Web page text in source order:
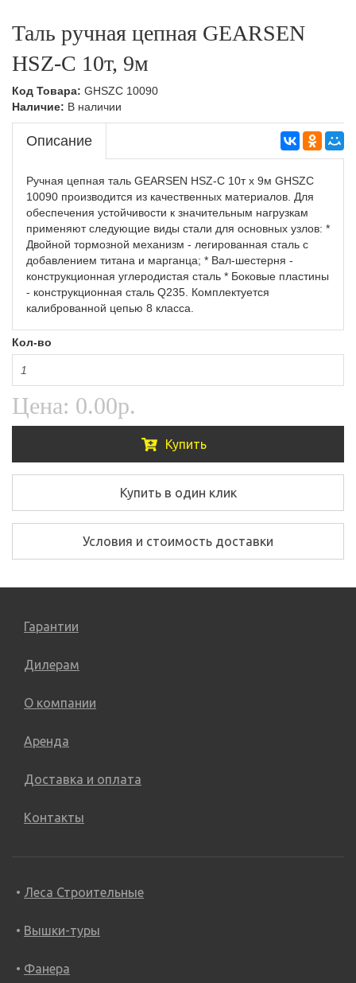
Тележки с весами,Складская техника
техника
Самоходные штабелеры
Самоходные штабелеры,Складская техника
Таль ручная цепная GEARSEN
HSZ-C 10т, 9м
Код Товара: GHSZC 10090
Наличие: В наличии
Описание
Ручная цепная таль GEARSEN HSZ-C 10т х 9м GHSZC
10090 производится из качественных материалов. Для
обеспечения устойчивости к значительным нагрузкам
применяют следующие виды стали для основных узлов: *
Двойной тормозной механизм - легированная сталь с
добавлением титана и марганца; * Вал-шестерня -
конструкционная углеродистая сталь * Боковые пластины
- конструкционная сталь Q235. Комплектуется
калиброванной цепью 8 класса.
Кол-во
Цена: 0.00р.
Купить
Купить в один клик
Условия и стоимость доставки
Гарантии
Дилерам
О компании
Аренда
Доставка и оплата
Контакты
Леса Строительные
Вышки-туры
Фанера